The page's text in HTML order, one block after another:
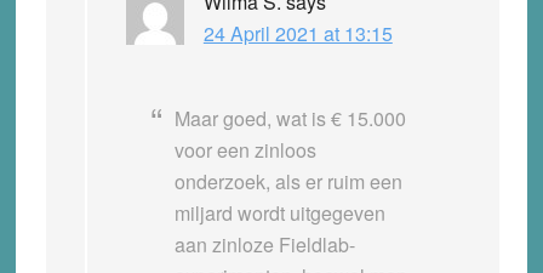
24 April 2021 at 13:15
Maar goed, wat is € 15.000
voor een zinloos
onderzoek, als er ruim een
miljard wordt uitgegeven
aan zinloze Fieldlab-